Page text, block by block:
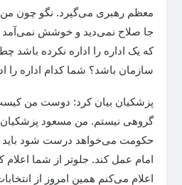
معظم رهبری می‌گیرد. نگو چون
جا صلاح نمی‌دید و خوشش نمی‌آمد
که یک اداره را اداره نکرده باشد
سازمان باشد؟ شما کدام اداره را
پزشکیان بیان کرد: دوست من
گروهی نیستم. من مسعود پزشکیان
حکومت می‌خواهد درست شود باید
امام عمل کند. جلوتر از شما
اعلام می‌کنم همین امروز از